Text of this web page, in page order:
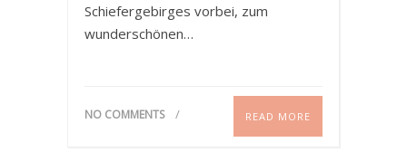
Schiefergebirges vorbei, zum
wunderschönen…
NO COMMENTS READ MORE